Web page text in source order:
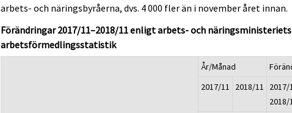
arbets- och näringsbyråerna, dvs. 4 000 fler än i november året innan.
Förändringar 2017/11–2018/11 enligt arbets- och näringsministeriets
arbetsförmedlingsstatistik
År/Månad
2017/11
2018/11
2017/
2018/